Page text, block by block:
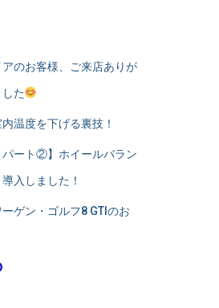
のお客様、ご来店ありが
た
温度を下げる裏技！
パート②】ホイールバラン
入しました！
ゲン・ゴルフ8 GTIのお